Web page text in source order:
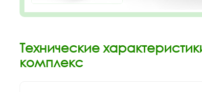
Технические
комплекс